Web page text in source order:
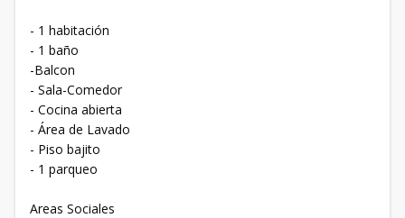
- 1 habitación
- 1 baño
-Balcon
- ⁠Sala-Comedor
- Cocina abierta
- ⁠Área de Lavado
- ⁠Piso bajito
- ⁠1 parqueo
Areas Sociales